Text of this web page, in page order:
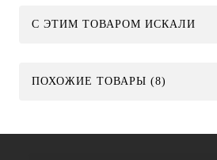
C ЭТИМ ТОВАРОМ ИСКАЛИ
ПОХОЖИЕ ТОВАРЫ (8)